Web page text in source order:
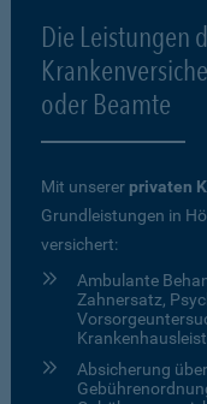
Die Leistungen
oder Beamte
Mit unserer privaten
Grundleistungen in
versichert:
Ambulante
Zahnersatz,
Absicherung